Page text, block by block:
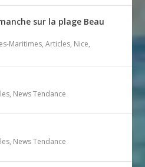
sur la plage Beau
Maritimes,Articles, Nice,
, News Tendance
, News Tendance